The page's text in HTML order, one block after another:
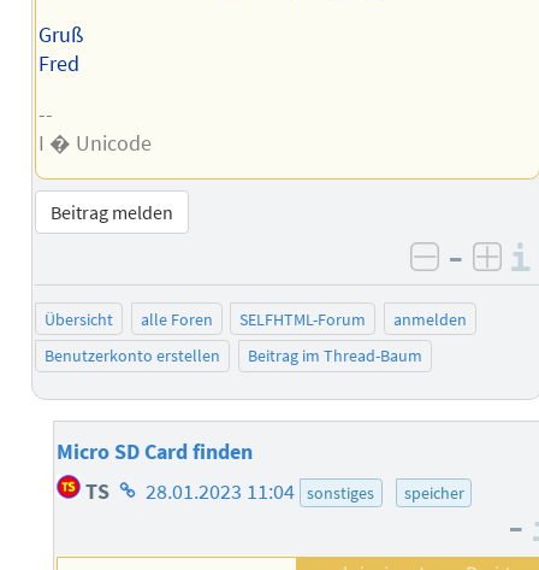
Gruß
Fred
--
I � Unicode
Beitrag melden
negativ
–
Übersicht alle Foren SELFHTML-Forum
anmelden
Benutzerkonto erstellen
Beitrag im Thread-Baum
Micro SD Card finden
TS Homepage
Autors
28.01.2023 11:04 sonstiges speicher
–